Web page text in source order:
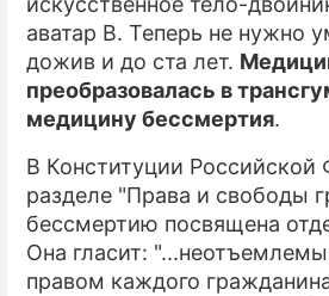
аватар В. Теперь не нужно
дожив и до ста лет.
преобразовалась в
медицину бессмертия.
В Конституции Российской
разделе "Права и свободы
бессмертию посвящена
Она гласит:
правом каждого